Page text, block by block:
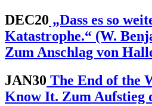
DEC20 „Dass es so
Katastrophe.“ (W.
Zum Anschlag von
JAN30 The End of the
Know It. Zum Aufstieg